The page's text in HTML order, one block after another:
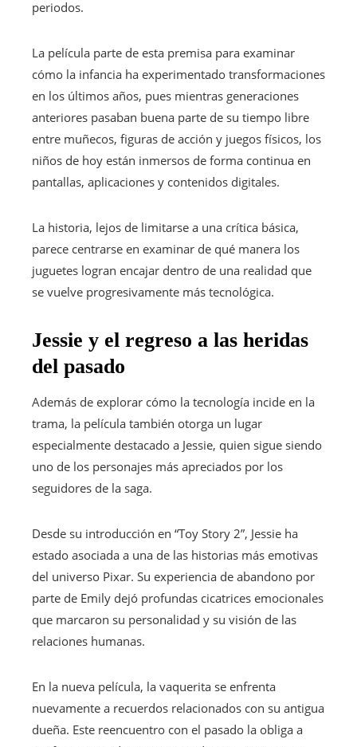
periodos.
La película parte de esta premisa para examinar
cómo la infancia ha experimentado transformaciones
en los últimos años, pues mientras generaciones
anteriores pasaban buena parte de su tiempo libre
entre muñecos, figuras de acción y juegos físicos, los
niños de hoy están inmersos de forma continua en
pantallas, aplicaciones y contenidos digitales.
La historia, lejos de limitarse a una crítica básica,
parece centrarse en examinar de qué manera los
juguetes logran encajar dentro de una realidad que
se vuelve progresivamente más tecnológica.
Jessie y el regreso a las heridas
del pasado
Además de explorar cómo la tecnología incide en la
trama, la película también otorga un lugar
especialmente destacado a Jessie, quien sigue siendo
uno de los personajes más apreciados por los
seguidores de la saga.
Desde su introducción en “Toy Story 2”, Jessie ha
estado asociada a una de las historias más emotivas
del universo Pixar. Su experiencia de abandono por
parte de Emily dejó profundas cicatrices emocionales
que marcaron su personalidad y su visión de las
relaciones humanas.
En la nueva película, la vaquerita se enfrenta
nuevamente a recuerdos relacionados con su antigua
dueña. Este reencuentro con el pasado la obliga a